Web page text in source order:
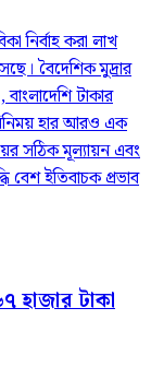
নির্বাহ করা লাখ
বৈদেশিক মুদ্রার
টাকার
হার আরও এক
সঠিক মূল্যায়ন এবং
বেশ ইতিবাচক প্রভাব
হাজার টাকা